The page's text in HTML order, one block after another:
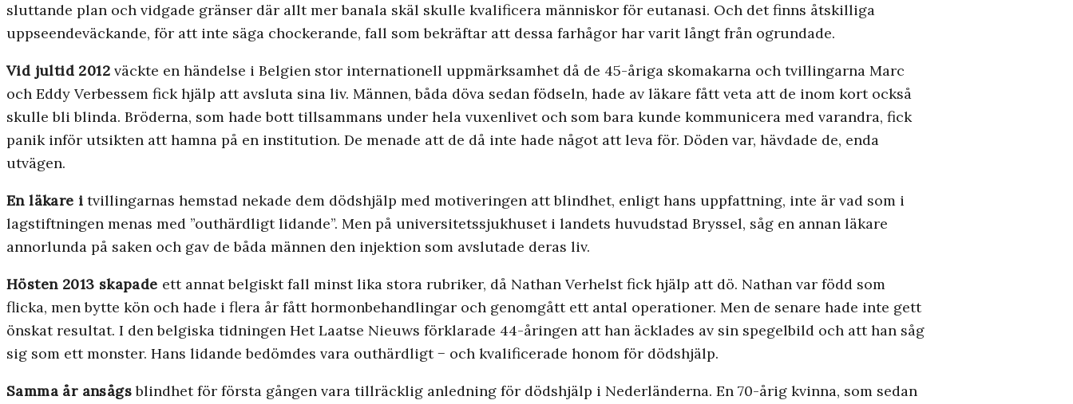
sluttande plan och vidgade gränser där allt mer banala skäl skulle kvalificera människor för eutanasi. Och det finns åtskilliga
uppseendeväckande, för att inte säga chockerande, fall som bekräftar att dessa farhågor har varit långt från ogrundade.
Vid jultid 2012 väckte en händelse i Belgien stor internationell uppmärksamhet då de 45-åriga skomakarna och tvillingarna Marc
och Eddy Verbessem fick hjälp att avsluta sina liv. Männen, båda döva sedan födseln, hade av läkare fått veta att de inom kort också
skulle bli blinda. Bröderna, som hade bott tillsammans under hela vuxenlivet och som bara kunde kommunicera med varandra, fick
panik inför utsikten att hamna på en institution. De menade att de då inte hade något att leva för. Döden var, hävdade de, enda
utvägen.
En läkare i tvillingarnas hemstad nekade dem dödshjälp med motiveringen att blindhet, enligt hans uppfattning, inte är vad som i
lagstiftningen menas med ”outhärdligt lidande”. Men på universitetssjukhuset i landets huvudstad Bryssel, såg en annan läkare
annorlunda på saken och gav de båda männen den injektion som avslutade deras liv.
Hösten 2013 skapade ett annat belgiskt fall minst lika stora rubriker, då Nathan Verhelst fick hjälp att dö. Nathan var född som
flicka, men bytte kön och hade i flera år fått hormonbehandlingar och genomgått ett antal operationer. Men de senare hade inte gett
önskat resultat. I den belgiska tidningen Het Laatse Nieuws förklarade 44-åringen att han äcklades av sin spegelbild och att han såg
sig som ett monster. Hans lidande bedömdes vara outhärdligt − och kvalificerade honom för dödshjälp.
Samma år ansågsblindhet för första gången vara tillräcklig anledning för dödshjälp i Nederländerna. En 70-årig kvinna, som sedan